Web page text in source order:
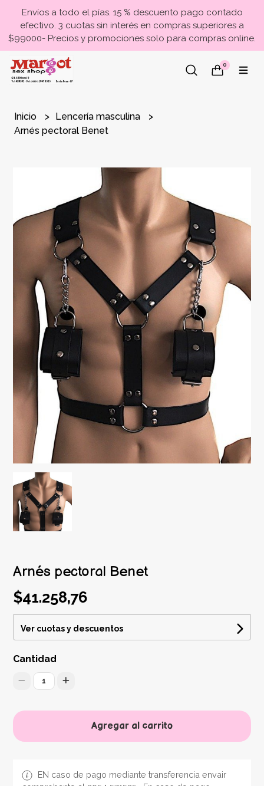
Envíos a todo el pías. 15 % descuento pago contado
efectivo. 3 cuotas sin interés en compras superiores a
$99000- Precios y promociones solo para compras online.
0
Inicio
Lencería masculina
Arnés pectoral Benet
Arnés pectoral Benet
$41.258,76
Ver cuotas y descuentos
Cantidad
1
Agregar al carrito
EN caso de pago mediante transferencia envair